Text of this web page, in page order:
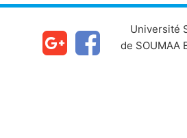
Université
de SOUMAA